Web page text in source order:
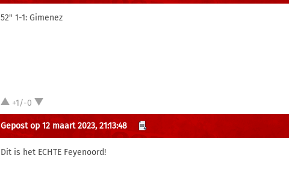
52" 1-1: Gimenez
+1/-0
Gepost op 12 maart 2023, 21:13:48
Dit is het ECHTE Feyenoord!